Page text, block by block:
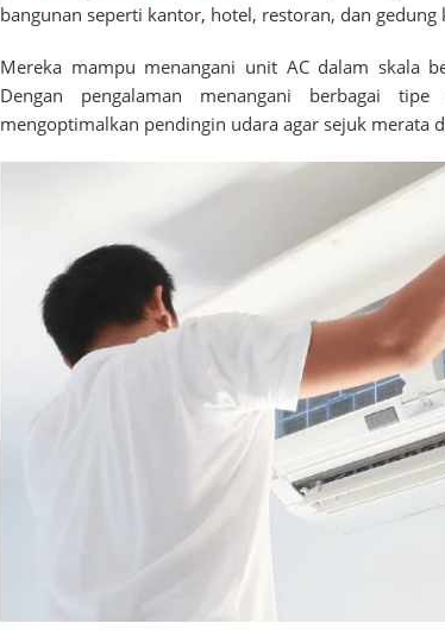
bangunan seperti kantor, hotel, restoran, dan gedung
Mereka mampu menangani unit AC dalam skala
Dengan pengalaman menangani berbagai
mengoptimalkan pendingin udara agar sejuk merata